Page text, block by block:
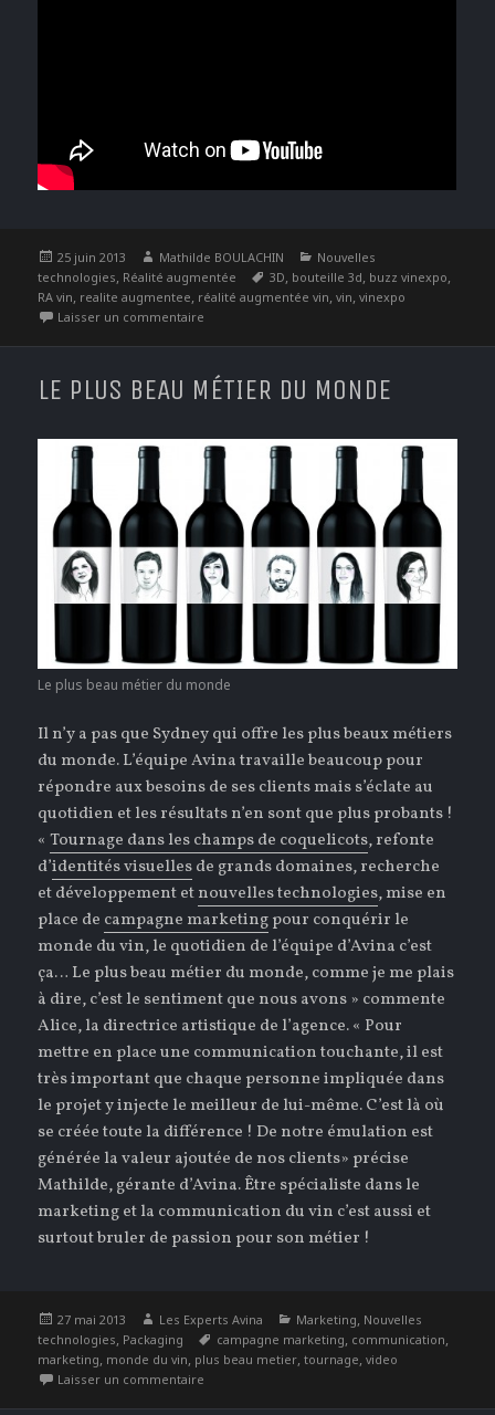
Publié
le
25 juin 2013 Auteur
Mathilde BOULACHIN Catégories
Nouvelles
technologies, Réalité augmentée Étiquettes
3D, bouteille 3d, buzz vinexpo,
RA vin, realite augmentee, réalité augmentée vin,vin,vinexpo
Laisser un commentaire
LE PLUS BEAU MÉTIER DU MONDE
Le plus beau métier du monde
Il n’y a pas que Sydney qui offre les plus beaux métiers
du monde. L’équipe Avina travaille beaucoup pour
répondre aux besoins de ses clients mais s’éclate au
quotidien et les résultats n’en sont que plus probants !
«Tournage dans les champs de coquelicots, refonte
d’identités visuellesde grands domaines, recherche
et développement etnouvelles technologies, mise en
place de campagne marketingpour conquérir le
monde du vin, le quotidien de l’équipe d’Avina c’est
ça… Le plus beau métier du monde, comme je me plais
à dire, c’est le sentiment que nous avons » commente
Alice, la directrice artistique de l’agence. « Pour
mettre en place une communication touchante, il est
très important que chaque personne impliquée dans
le projet y injecte le meilleur de lui-même. C’est là où
se créée toute la différence ! De notre émulation est
générée la valeur ajoutée de nos clients» précise
Mathilde, gérante d’Avina. Être spécialiste dans le
marketing et la communication du vin c’est aussi et
surtout bruler de passion pour son métier !
Publié
le
27 mai 2013 Auteur
Les Experts Avina Catégories
Marketing, Nouvelles
technologies, Packaging Étiquettes
campagne marketing, communication,
marketing, monde du vin, plus beau metier,tournage,video
Laisser un commentaire